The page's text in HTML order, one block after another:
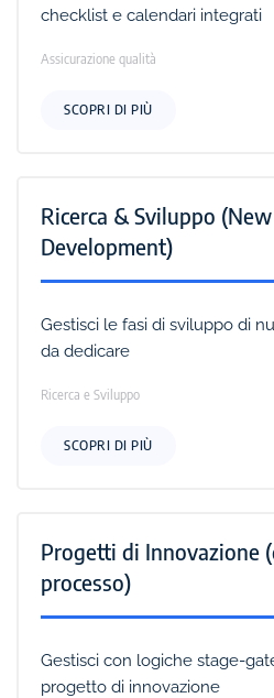
checklist e calendari integrati
Assicurazione qualità
SCOPRI DI PIÙ
Ricerca & Sviluppo
Development)
Gestisci le fasi di sviluppo di
da dedicare
Ricerca e Sviluppo
SCOPRI DI PIÙ
Progetti di Innovazione
processo)
Gestisci con logiche stage-
progetto di innovazione